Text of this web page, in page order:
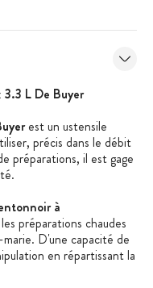
L De Buyer
est un ustensile
précis dans le débit
préparations, il est gage
à
préparations chaudes
D'une capacité de
en répartissant la